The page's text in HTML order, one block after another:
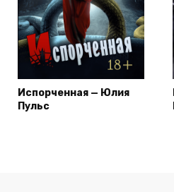
Испорченная — Юлия
Пульс